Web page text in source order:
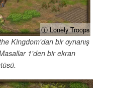
ⓘ Lonely Troops
Kingdom'dan bir oynanış
1'den bir ekran